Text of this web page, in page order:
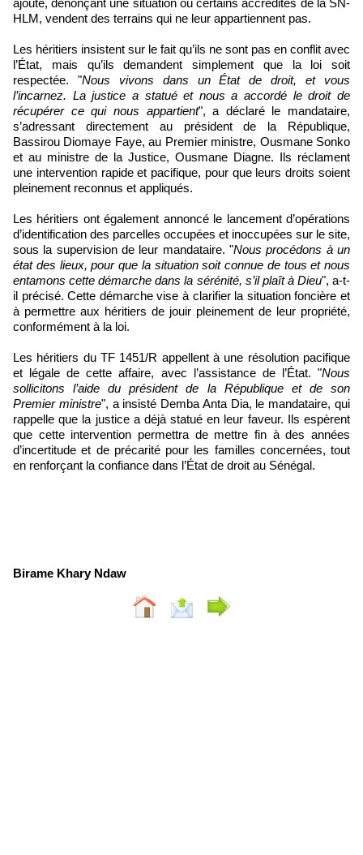
HLM, vendent des terrains qui ne leur appartiennent pas.
Les héritiers insistent sur le fait qu’ils ne sont pas en conflit avec
l’État, mais qu’ils demandent simplement que la loi soit
respectée. "Nous vivons dans un État de droit, et vous
l’incarnez. La justice a statué et nous a accordé le droit de
récupérer ce qui nous appartient", a déclaré le mandataire,
s’adressant directement au président de la République,
Bassirou Diomaye Faye, au Premier ministre, Ousmane Sonko
et au ministre de la Justice, Ousmane Diagne. Ils réclament
une intervention rapide et pacifique, pour que leurs droits soient
pleinement reconnus et appliqués.
Les héritiers ont également annoncé le lancement d’opérations
d’identification des parcelles occupées et inoccupées sur le site,
sous la supervision de leur mandataire. "Nous procédons à un
état des lieux, pour que la situation soit connue de tous et nous
entamons cette démarche dans la sérénité, s’il plaît à Dieu", a-t-
il précisé. Cette démarche vise à clarifier la situation foncière et
à permettre aux héritiers de jouir pleinement de leur propriété,
conformément à la loi.
Les héritiers du TF 1451/R appellent à une résolution pacifique
et légale de cette affaire, avec l’assistance de l’État. "Nous
sollicitons l’aide du président de la République et de son
Premier ministre", a insisté Demba Anta Dia, le mandataire, qui
rappelle que la justice a déjà statué en leur faveur. Ils espèrent
que cette intervention permettra de mettre fin à des années
d’incertitude et de précarité pour les familles concernées, tout
en renforçant la confiance dans l’État de droit au Sénégal.
Birame Khary Ndaw